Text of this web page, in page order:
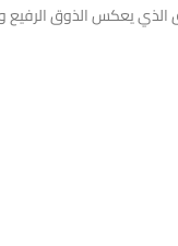
الذي يعكس الذوق